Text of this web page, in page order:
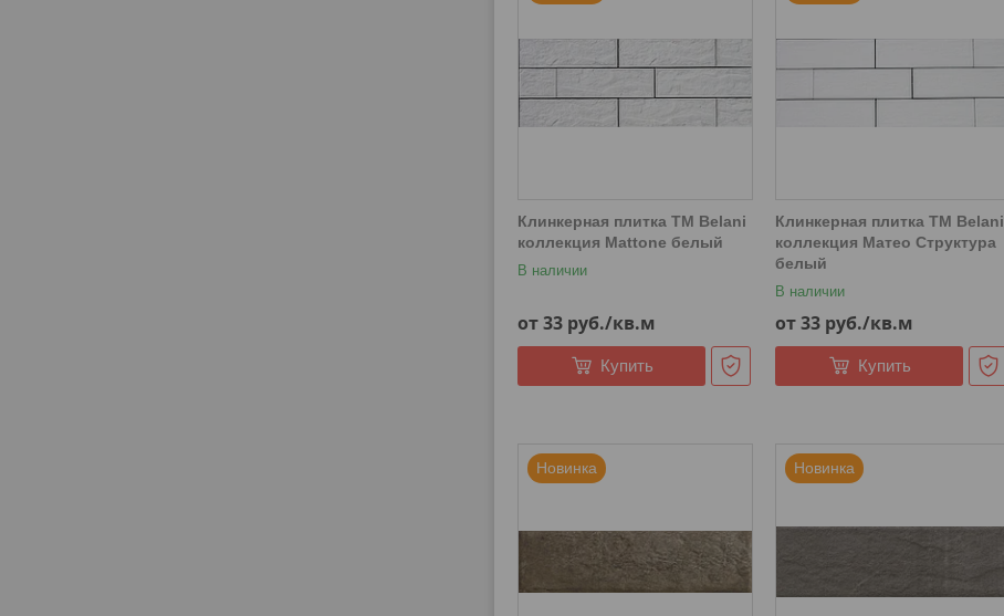
Клинкерная плитка ТМ Belani
коллекция Mattone белый
В наличии
от 33 руб./кв.м
Купить
Клинкерная плитка ТМ Belani
коллекция Матео Структура
белый
В наличии
от 33 руб./кв.м
Купить
Новинка Новинка